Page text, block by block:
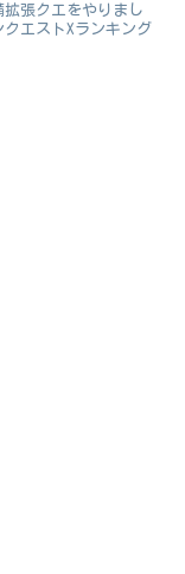
張クエをやりまし
エストXランキング